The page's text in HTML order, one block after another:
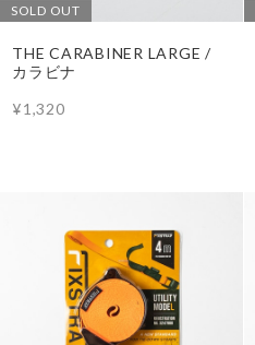
SOLD OUT
THE CARABINER LARGE /
カラビナ
¥1,320